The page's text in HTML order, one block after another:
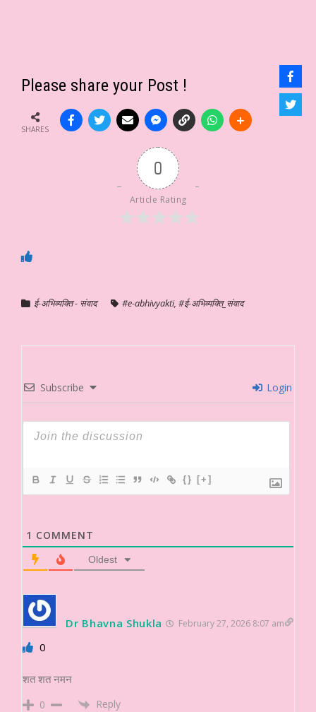
Please share your Post !
SHARES
0
Article Rating
ई-अभिव्यक्ति - संवाद #e-abhivyakti, #ई-अभिव्यक्ति_संवाद
Subscribe Login
{} [+]
1 COMMENT
Oldest
Dr Bhavna Shukla February 27, 2026 8:07 am
0
शत शत नमन
0 Reply